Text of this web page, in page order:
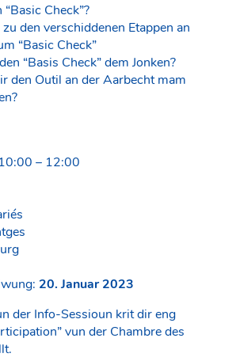
Check”?
den verschiddenen Etappen an
“Basic Check”
“Basis Check” dem Jonken?
den Outil an der Aarbecht mam
– 12:00
20. Januar 2023
der Info-Sessioun krit dir eng
vun der Chambre des